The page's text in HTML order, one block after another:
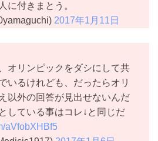
に付きまとう。
2017年1月11日
オリンピックをダシにして共
いるけれども、だったらオリ
以外の回答が見出せないんだ
している事はコレ↓と同じだ
aVfobXHBf5